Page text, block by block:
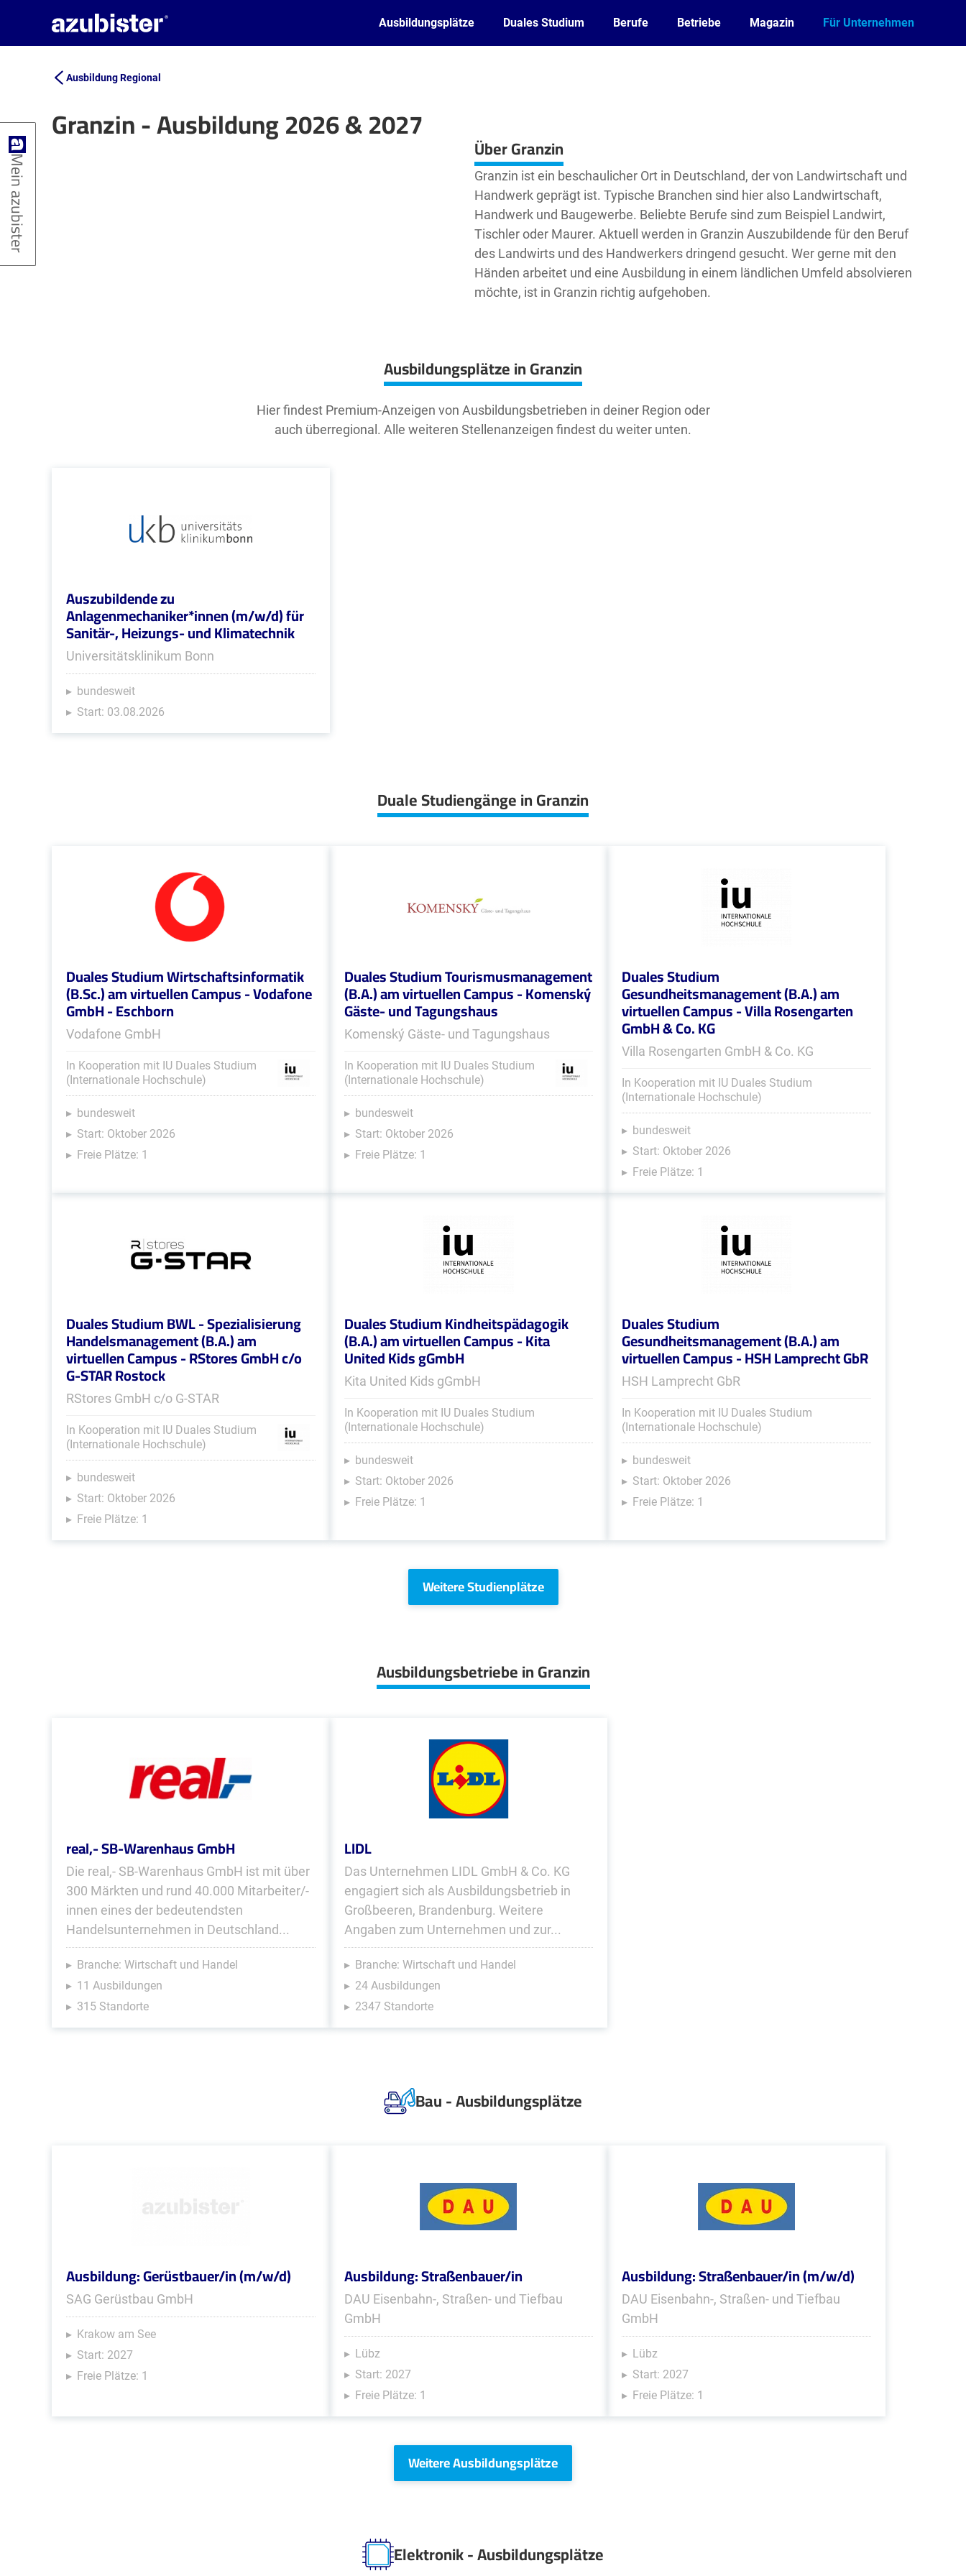
Ausbildungsplätze Duales Studium Berufe Betriebe Magazin Für Unternehmen
Ausbildung Regional
Granzin - Ausbildung 2026 & 2027
Leaflet| © OpenStreetMap2 Über Granzin
Granzin ist ein beschaulicher Ort in Deutschland, der von Landwirtschaft und
Handwerk geprägt ist. Typische Branchen sind hier also Landwirtschaft,
Handwerk und Baugewerbe. Beliebte Berufe sind zum Beispiel Landwirt,
Tischler oder Maurer. Aktuell werden in Granzin Auszubildende für den Beruf
des Landwirts und des Handwerkers dringend gesucht. Wer gerne mit den
Händen arbeitet und eine Ausbildung in einem ländlichen Umfeld absolvieren
möchte, ist in Granzin richtig aufgehoben.
Ausbildungsplätze in Granzin
Hier findest Premium-Anzeigen von Ausbildungsbetrieben in deiner Region oder
auch überregional. Alle weiteren Stellenanzeigen findest du weiter unten.
Auszubildende zu
Anlagenmechaniker*innen (m/w/d) für
Sanitär-, Heizungs- und Klimatechnik
Universitätsklinikum Bonn
bundesweit
Start: 03.08.2026
Duale Studiengänge in Granzin
Duales Studium Wirtschaftsinformatik
(B.Sc.) am virtuellen Campus - Vodafone
GmbH - Eschborn
Vodafone GmbH
In Kooperation mit IU Duales Studium
(Internationale Hochschule)
bundesweit
Start: Oktober 2026
Freie Plätze: 1
Duales Studium Tourismusmanagement
(B.A.) am virtuellen Campus - Komenský
Gäste- und Tagungshaus
Komenský Gäste- und Tagungshaus
In Kooperation mit IU Duales Studium
(Internationale Hochschule)
bundesweit
Start: Oktober 2026
Freie Plätze: 1
Duales Studium
Gesundheitsmanagement (B.A.) am
virtuellen Campus - Villa Rosengarten
GmbH & Co. KG
Villa Rosengarten GmbH & Co. KG
In Kooperation mit IU Duales Studium
(Internationale Hochschule)
bundesweit
Start: Oktober 2026
Freie Plätze: 1
Duales Studium BWL - Spezialisierung
Handelsmanagement (B.A.) am
virtuellen Campus - RStores GmbH c/o
G-STAR Rostock
RStores GmbH c/o G-STAR
In Kooperation mit IU Duales Studium
(Internationale Hochschule)
bundesweit
Start: Oktober 2026
Freie Plätze: 1
Duales Studium Kindheitspädagogik
(B.A.) am virtuellen Campus - Kita
United Kids gGmbH
Kita United Kids gGmbH
In Kooperation mit IU Duales Studium
(Internationale Hochschule)
bundesweit
Start: Oktober 2026
Freie Plätze: 1
Duales Studium
Gesundheitsmanagement (B.A.) am
virtuellen Campus - HSH Lamprecht GbR
HSH Lamprecht GbR
In Kooperation mit IU Duales Studium
(Internationale Hochschule)
bundesweit
Start: Oktober 2026
Freie Plätze: 1
Weitere Studienplätze
Ausbildungsbetriebe in Granzin
real,- SB-Warenhaus GmbH
Die real,- SB-Warenhaus GmbH ist mit über
300 Märkten und rund 40.000 Mitarbeiter/-
innen eines der bedeutendsten
Handelsunternehmen in Deutschland...
Branche: Wirtschaft und Handel
11 Ausbildungen
315 Standorte
LIDL
Das Unternehmen LIDL GmbH & Co. KG
engagiert sich als Ausbildungsbetrieb in
Großbeeren, Brandenburg. Weitere
Angaben zum Unternehmen und zur...
Branche: Wirtschaft und Handel
24 Ausbildungen
2347 Standorte
Bau - Ausbildungsplätze
Ausbildung: Gerüstbauer/in (m/w/d)
SAG Gerüstbau GmbH
Krakow am See
Start: 2027
Freie Plätze: 1
Ausbildung: Straßenbauer/in
DAU Eisenbahn-, Straßen- und Tiefbau
GmbH
Lübz
Start: 2027
Freie Plätze: 1
Ausbildung: Straßenbauer/in (m/w/d)
DAU Eisenbahn-, Straßen- und Tiefbau
GmbH
Lübz
Start: 2027
Freie Plätze: 1
Weitere Ausbildungsplätze
Elektronik - Ausbildungsplätze
Mein azubister